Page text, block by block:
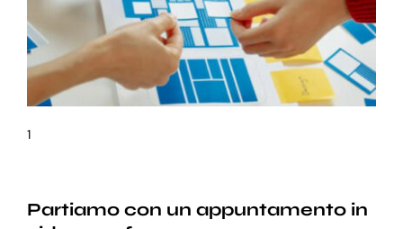
1
Partiamo con un appuntamento in